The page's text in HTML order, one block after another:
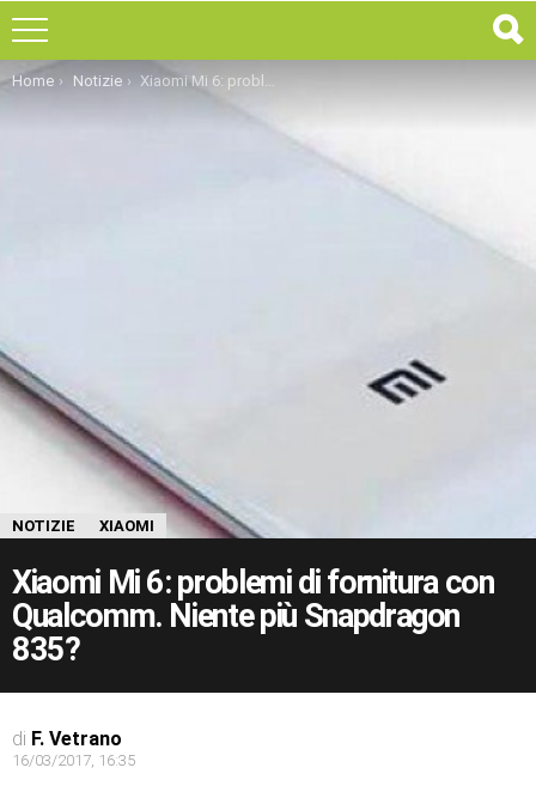
You are here:
Home Notizie Xiaomi Mi 6: problemi di fornitura con Qualcomm. Niente più Snapdragon 835?
NOTIZIE XIAOMI
Xiaomi Mi 6: problemi di fornitura con
Qualcomm. Niente più Snapdragon
835?
di F. Vetrano
16/03/2017, 16:35